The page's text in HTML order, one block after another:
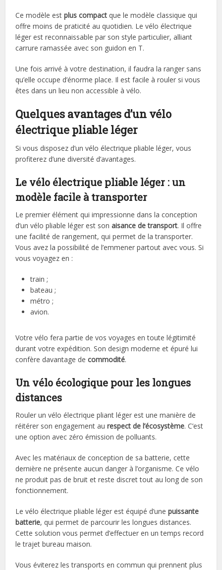
Ce modèle estplus compact que le modèle classique qui
offre moins de praticité au quotidien. Le vélo électrique
léger est reconnaissable par son style particulier, alliant
carrure ramassée avec son guidon en T.
Une fois arrivé à votre destination, il faudra la ranger sans
qu’elle occupe d’énorme place. Il est facile à rouler si vous
êtes dans un lieu non accessible à vélo.
Quelques avantages d’un vélo
électrique pliable léger
Si vous disposez d’un vélo électrique pliable léger, vous
profiterez d’une diversité d’avantages.
Le vélo électrique pliable léger : un
modèle facile à transporter
Le premier élément qui impressionne dans la conception
d’un vélo pliable léger est son aisance de transport. Il offre
une facilité de rangement, qui permet de la transporter.
Vous avez la possibilité de l’emmener partout avec vous. Si
vous voyagez en :
train ;
bateau ;
métro ;
avion.
Votre vélo fera partie de vos voyages en toute légitimité
durant votre expédition. Son design moderne et épuré lui
confère davantage decommodité.
Un vélo écologique pour les longues
distances
Rouler un vélo électrique pliant léger est une manière de
réitérer son engagement aurespect de l’écosystème. C’est
une option avec zéro émission de polluants.
Avec les matériaux de conception de sa batterie, cette
dernière ne présente aucun danger à l’organisme. Ce vélo
ne produit pas de bruit et reste discret tout au long de son
fonctionnement.
Le vélo électrique pliable léger est équipé d’unepuissante
batterie, qui permet de parcourir les longues distances.
Cette solution vous permet d’effectuer en un temps record
le trajet bureau maison.
Vous éviterez les transports en commun qui prennent plus